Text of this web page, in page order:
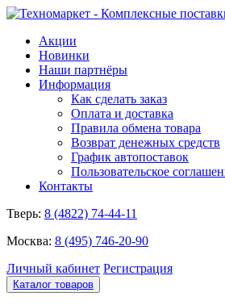
Акции
Новинки
Наши партнёры
Информация
Как сделать заказ
Оплата и доставка
Правила обмена товара
Возврат денежных средств
График автопоставок
Пользовательское
Контакты
Тверь: 8 (4822) 74-44-11
Москва: 8 (495) 746-20-90
Личный кабинет Регистрация
Каталог товаров